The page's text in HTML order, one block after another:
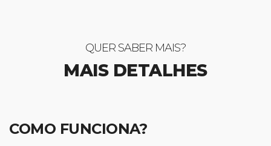
QUER SABER MAIS?
MAIS DETALHES
COMO FUNCIONA?